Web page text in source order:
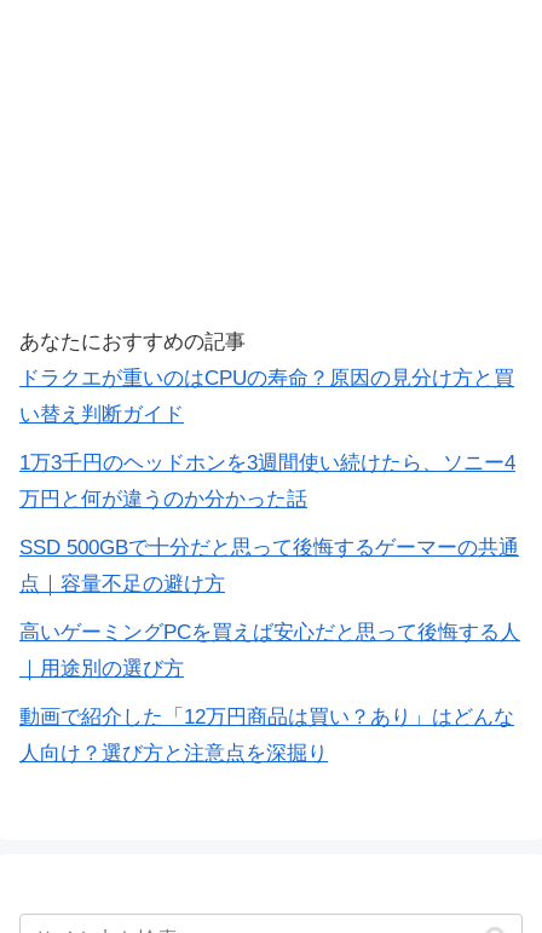
あなたにおすすめの記事
ドラクエが重いのはCPUの寿命？原因の見分け方と買
い替え判断ガイド
1万3千円のヘッドホンを3週間使い続けたら、ソニー4
万円と何が違うのか分かった話
SSD 500GBで十分だと思って後悔するゲーマーの共通
点｜容量不足の避け方
高いゲーミングPCを買えば安心だと思って後悔する人
｜用途別の選び方
動画で紹介した「12万円商品は買い？あり」はどんな
人向け？選び方と注意点を深掘り